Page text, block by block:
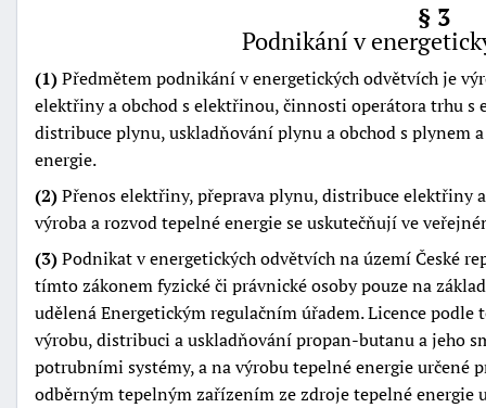
§ 3
Podnikání v
(1)Předmětem podnikání v energetických odvětvích je
elektřiny a obchod s elektřinou, činnosti operátora trhu
distribuce plynu, uskladňování plynu a obchod s plynem
energie.
(2)Přenos elektřiny, přeprava plynu, distribuce elektřiny
výroba a rozvod tepelné energie se uskutečňují ve
(3)Podnikat v energetických odvětvích na území České
tímto zákonem fyzické či právnické osoby pouze na
udělená Energetickým regulačním úřadem. Licence podle
výrobu, distribuci a uskladňování propan-butanu a jeho
potrubními systémy, a na výrobu tepelné energie určené
odběrným tepelným zařízením ze zdroje tepelné energie